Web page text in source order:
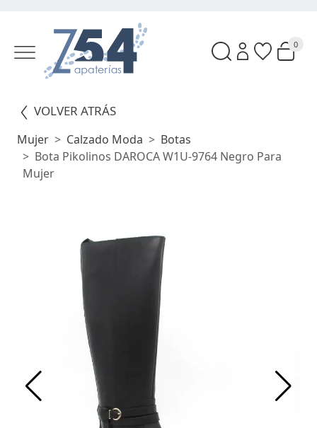
0
VOLVER ATRÁS
Mujer Calzado Moda
Botas
Bota Pikolinos DAROCA W1U-9764 Negro Para
Mujer